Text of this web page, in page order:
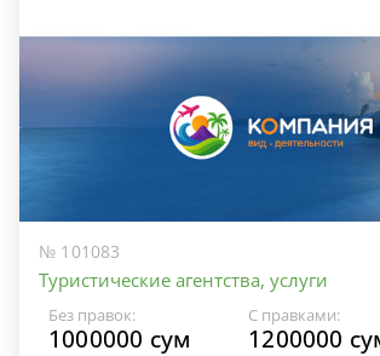
№ 101083
Туристические агентства, услуги
Без правок:
1000000 сум
С правками:
1200000